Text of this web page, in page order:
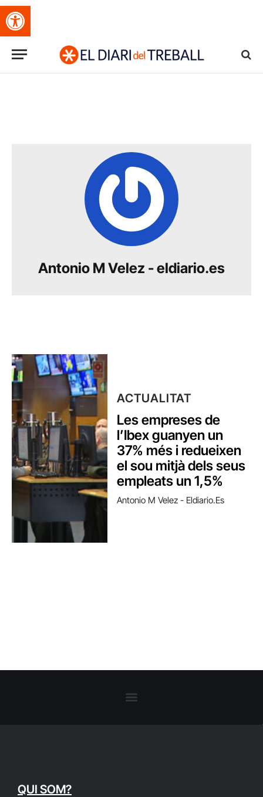
Obre la barra d'eines
Antonio M Velez - eldiario.es
ACTUALITAT
Les empreses de
l’Ibex guanyen un
37% més i redueixen
el sou mitjà dels seus
empleats un 1,5%
Antonio M Velez - Eldiario.es
QUI SOM?